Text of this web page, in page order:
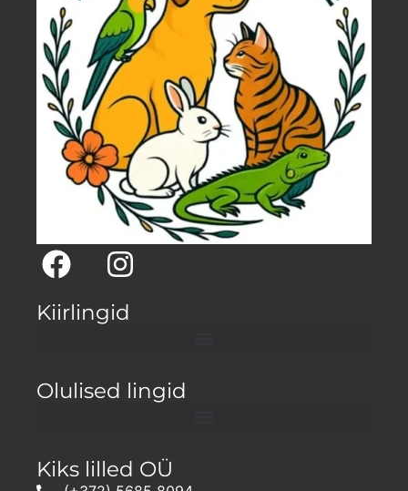
Kiirlingid
Olulised lingid
Kiks lilled OÜ